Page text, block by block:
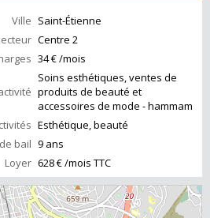
Ville Saint-Étienne
Centre 2
34 € /mois
Soins esthétiques, ventes de
produits de beauté et
accessoires de mode - hammam
Esthétique, beauté
bail 9 ans
Loyer 628 € /mois TTC